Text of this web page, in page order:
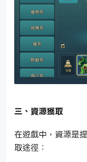
三、資源獲取
在遊戲中，資源是
取途徑：